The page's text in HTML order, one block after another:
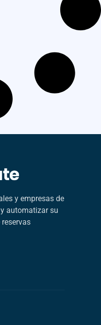
y empresas de
automatizar su